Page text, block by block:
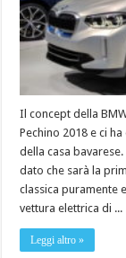
Il concept della
Pechino 2018 e ci
della casa
dato che sarà la
classica puramente
vettura elettrica di ...
Leggi altro »